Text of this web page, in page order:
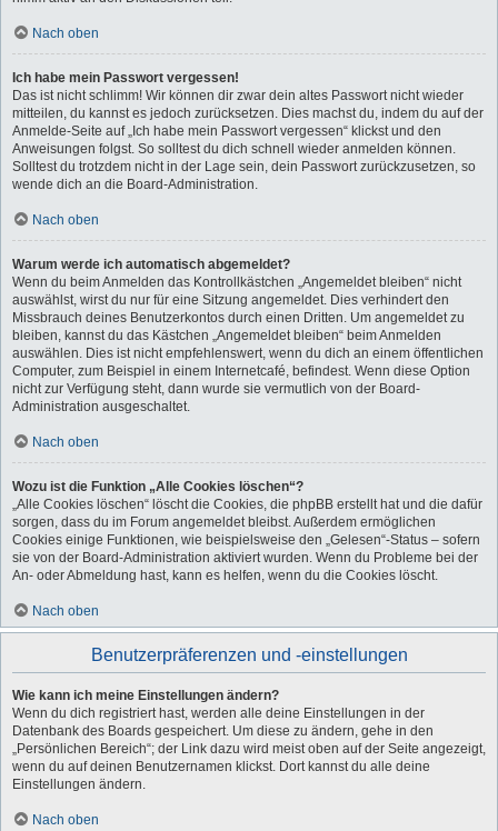
Nach oben
Ich habe mein Passwort vergessen!
Das ist nicht schlimm! Wir können dir zwar dein altes Passwort nicht wieder
mitteilen, du kannst es jedoch zurücksetzen. Dies machst du, indem du auf der
Anmelde-Seite auf „Ich habe mein Passwort vergessen“ klickst und den
Anweisungen folgst. So solltest du dich schnell wieder anmelden können.
Solltest du trotzdem nicht in der Lage sein, dein Passwort zurückzusetzen, so
wende dich an die Board-Administration.
Nach oben
Warum werde ich automatisch abgemeldet?
Wenn du beim Anmelden das Kontrollkästchen „Angemeldet bleiben“ nicht
auswählst, wirst du nur für eine Sitzung angemeldet. Dies verhindert den
Missbrauch deines Benutzerkontos durch einen Dritten. Um angemeldet zu
bleiben, kannst du das Kästchen „Angemeldet bleiben“ beim Anmelden
auswählen. Dies ist nicht empfehlenswert, wenn du dich an einem öffentlichen
Computer, zum Beispiel in einem Internetcafé, befindest. Wenn diese Option
nicht zur Verfügung steht, dann wurde sie vermutlich von der Board-
Administration ausgeschaltet.
Nach oben
Wozu ist die Funktion „Alle Cookies löschen“?
„Alle Cookies löschen“ löscht die Cookies, die phpBB erstellt hat und die dafür
sorgen, dass du im Forum angemeldet bleibst. Außerdem ermöglichen
Cookies einige Funktionen, wie beispielsweise den „Gelesen“-Status – sofern
sie von der Board-Administration aktiviert wurden. Wenn du Probleme bei der
An- oder Abmeldung hast, kann es helfen, wenn du die Cookies löscht.
Nach oben
Benutzerpräferenzen und -einstellungen
Wie kann ich meine Einstellungen ändern?
Wenn du dich registriert hast, werden alle deine Einstellungen in der
Datenbank des Boards gespeichert. Um diese zu ändern, gehe in den
„Persönlichen Bereich“; der Link dazu wird meist oben auf der Seite angezeigt,
wenn du auf deinen Benutzernamen klickst. Dort kannst du alle deine
Einstellungen ändern.
Nach oben